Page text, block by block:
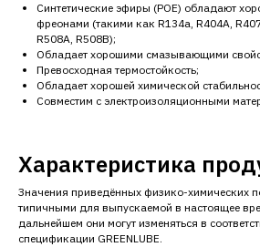
Синтетические эфиры (POE) обладают
фреонами (такими как R134a, R404A,
R508A, R508B);
Обладает хорошими смазывающими
Превосходная термостойкость;
Обладает хорошей химической
Совместим с электроизоляционными
Характеристика
Значения приведённых физико-химических
типичными для выпускаемой в настоящее
дальнейшем они могут изменяться в
спецификации GREENLUBE.